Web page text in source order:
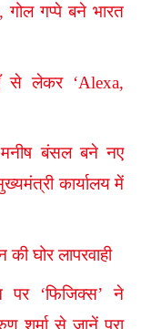
गोल गप्पे बने भारत
से लेकर ‘Alexa,
बंसल बने नए
कार्यालय में
घोर लापरवाही
पर ‘फिजिक्स’ ने